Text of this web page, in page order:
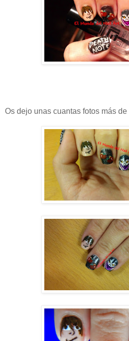
Os dejo unas cuantas fotos más